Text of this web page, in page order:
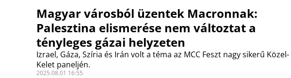
Magyar városból üzentek Macronnak:
Palesztina elismerése nem változtat a
tényleges gázai helyzeten
Izrael, Gáza, Szíria és Irán volt a téma az MCC Feszt nagy sikerű Közel-
Kelet paneljén.
2025.08.01 16:55